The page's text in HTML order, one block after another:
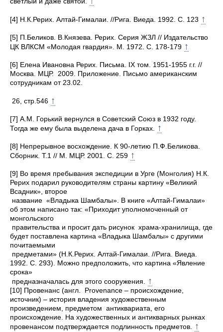
[4] Н.К.Рерих. Алтай-Гималаи. //Рига. Виеда. 1992. С. 123 ↑
[5] П.Беликов. В.Князева. Рерих. Серия ЖЗЛ // Издательство
ЦК ВЛКСМ «Молодая гвардия». М. 1972. С. 178-179 ↑
[6] Елена Ивановна Рерих. Письма. IX том. 1951-1955 г.г. //
Москва. МЦР. 2009. Приложение. Письмо американским
сотрудникам от 23.02.
26, стр.546 ↑
[7] А.М. Горький вернулся в Советский Союз в 1932 году.
Тогда же ему была выделена дача в Горках. ↑
[8] Непрерывное восхождение. К 90-летию П.Ф.Беликова.
Сборник. Т.1 // М. МЦР. 2001. С. 259 ↑
[9] Во время пребывания экспедиции в Урге (Монголия) Н.К.
Рерих подарил руководителям страны картину «Великий
Всадник», второе
название «Владыка Шамбалы». В книге «Алтай-Гималаи»
об этом написано так: «Приходит уполномоченный от
монгольского
правительства и просит дать рисунок храма-хранилища, где
будет поставлена картина «Владыка Шамбалы» с другими
почитаемыми
предметами» (Н.К.Рерих. Алтай-Гималаи. //Рига. Виеда.
1992. С. 293). Можно предположить, что картина «Явление
срока»
предназначалась для этого сооружения. ↑
[10] Провенанс (англ. Provenance – происхождение,
источник) – история владения художественным
произведением, предметом антиквариата, его
происхождение. На художественных и антикварных рынках
провенансом подтверждается подлинность предметов. ↑